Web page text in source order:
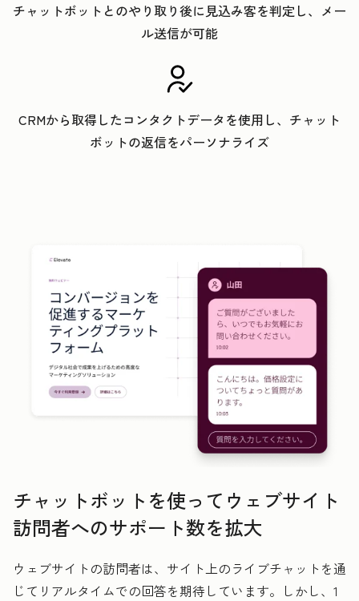
チャットボットとのやり取り後に見込み客を判定し、メー
ル送信が可能
CRMから取得したコンタクトデータを使用し、チャット
ボットの返信をパーソナライズ
チャットボットを使ってウェブサイト
訪問者へのサポート数を拡大
ウェブサイトの訪問者は、サイト上のライブチャットを通
じてリアルタイムでの回答を期待しています。しかし、1